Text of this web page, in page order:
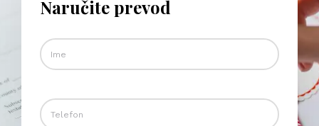
Naručite prevod